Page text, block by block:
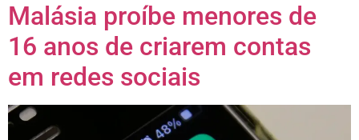
Malásia proíbe menores de
16 anos de criarem contas
em redes sociais